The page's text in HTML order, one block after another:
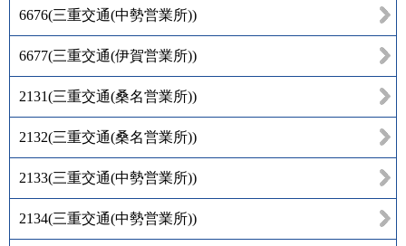
6676(三重交通(中勢営業所))
6677(三重交通(伊賀営業所))
2131(三重交通(桑名営業所))
2132(三重交通(桑名営業所))
2133(三重交通(中勢営業所))
2134(三重交通(中勢営業所))